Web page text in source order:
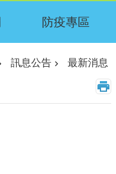
防疫專區
訊息公告 最新消息